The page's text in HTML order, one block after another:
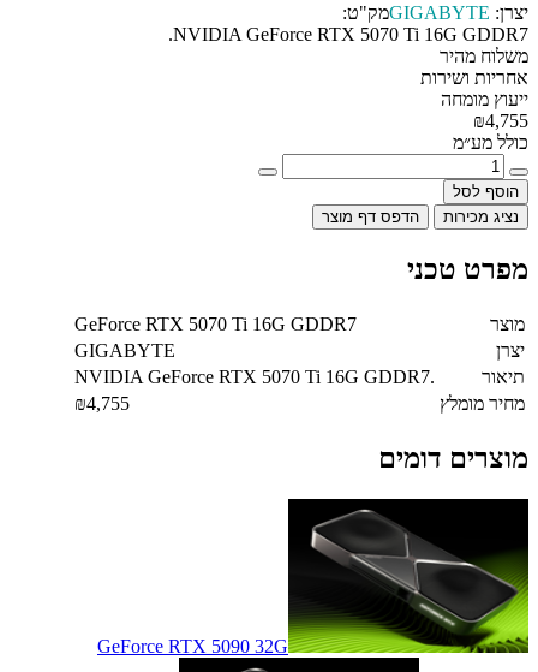
יצרן: GIGABYTEמק"ט:
NVIDIA GeForce RTX 5070 Ti 16G GDDR7.
משלוח מהיר
אחריות ושירות
ייעוץ מומחה
₪4,755
כולל מע״מ
הוסף לסל
נציג מכירות
הדפס דף מוצר
מפרט טכני
מוצר
GeForce RTX 5070 Ti 16G GDDR7
יצרן
GIGABYTE
תיאור
NVIDIA GeForce RTX 5070 Ti 16G GDDR7.
מחיר מומלץ
₪4,755
מוצרים דומים
GeForce RTX 5090 32G